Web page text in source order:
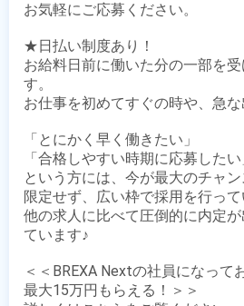
お気軽にご応募ください。
★日払い制度あり！
お給料日前に働いた分の一部を
す。
お仕事を初めてすぐの時や、急
「とにかく早く働きたい」
「合格しやすい時期に応募したい
という方には、今が最大のチャ
限定せず、広い枠で採用を行っ
他の求人に比べて圧倒的に内定
ています♪
＜＜BREXA Nextの社員になって
最大15万円もらえる！＞＞